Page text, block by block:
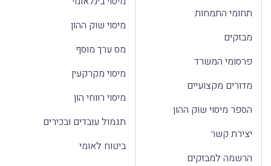
תחומי התמחות
מבזקים
פרסומי המשרד
מדורים מקצועיים
הספר מיסוי שוק ההון
יצירת קשר
הרשמה למבזקים
מיסוי שוק ההון
מס ערך מוסף
מיסוי מקרקעין
מיסוי רווחי הון
תגמול עובדים ובכירים
ביטוח לאומי